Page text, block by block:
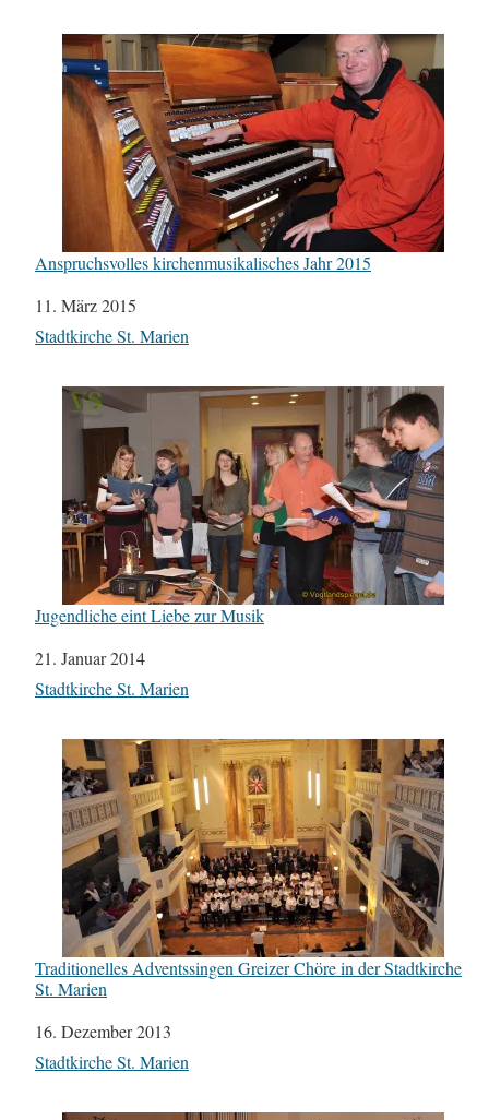
Anspruchsvolles kirchenmusikalisches Jahr 2015
Datum
11. März 2015
In Bezug auf
Stadtkirche St. Marien
Jugendliche eint Liebe zur Musik
Datum
21. Januar 2014
In Bezug auf
Stadtkirche St. Marien
Traditionelles Adventssingen Greizer Chöre in der Stadtkirche
St. Marien
Datum
16. Dezember 2013
In Bezug auf
Stadtkirche St. Marien